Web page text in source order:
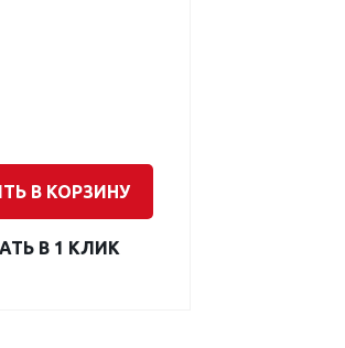
В КОРЗИНУ
В 1 КЛИК